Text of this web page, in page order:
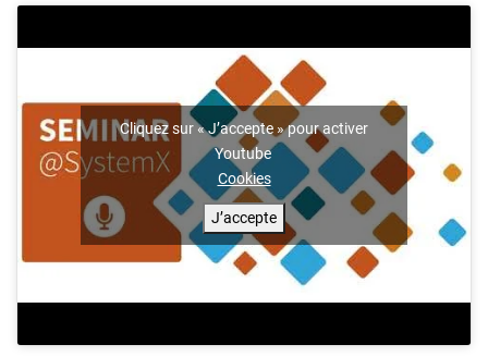
Cliquez sur « J’accepte » pour activer
Youtube
Cookies
J’accepte